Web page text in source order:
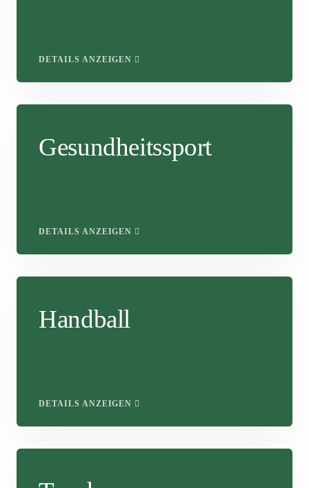
DETAILS ANZEIGEN
Gesundheitssport
DETAILS ANZEIGEN
Handball
DETAILS ANZEIGEN